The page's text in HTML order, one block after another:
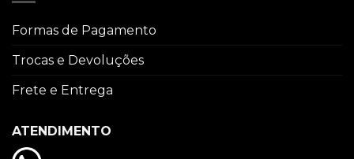
Formas de Pagamento
Trocas e Devoluções
Frete e Entrega
ATENDIMENTO